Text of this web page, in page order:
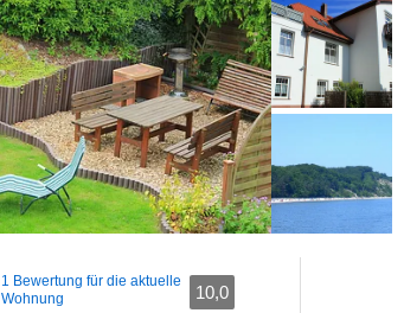
1 Bewertung für die aktuelle
Wohnung
10,0